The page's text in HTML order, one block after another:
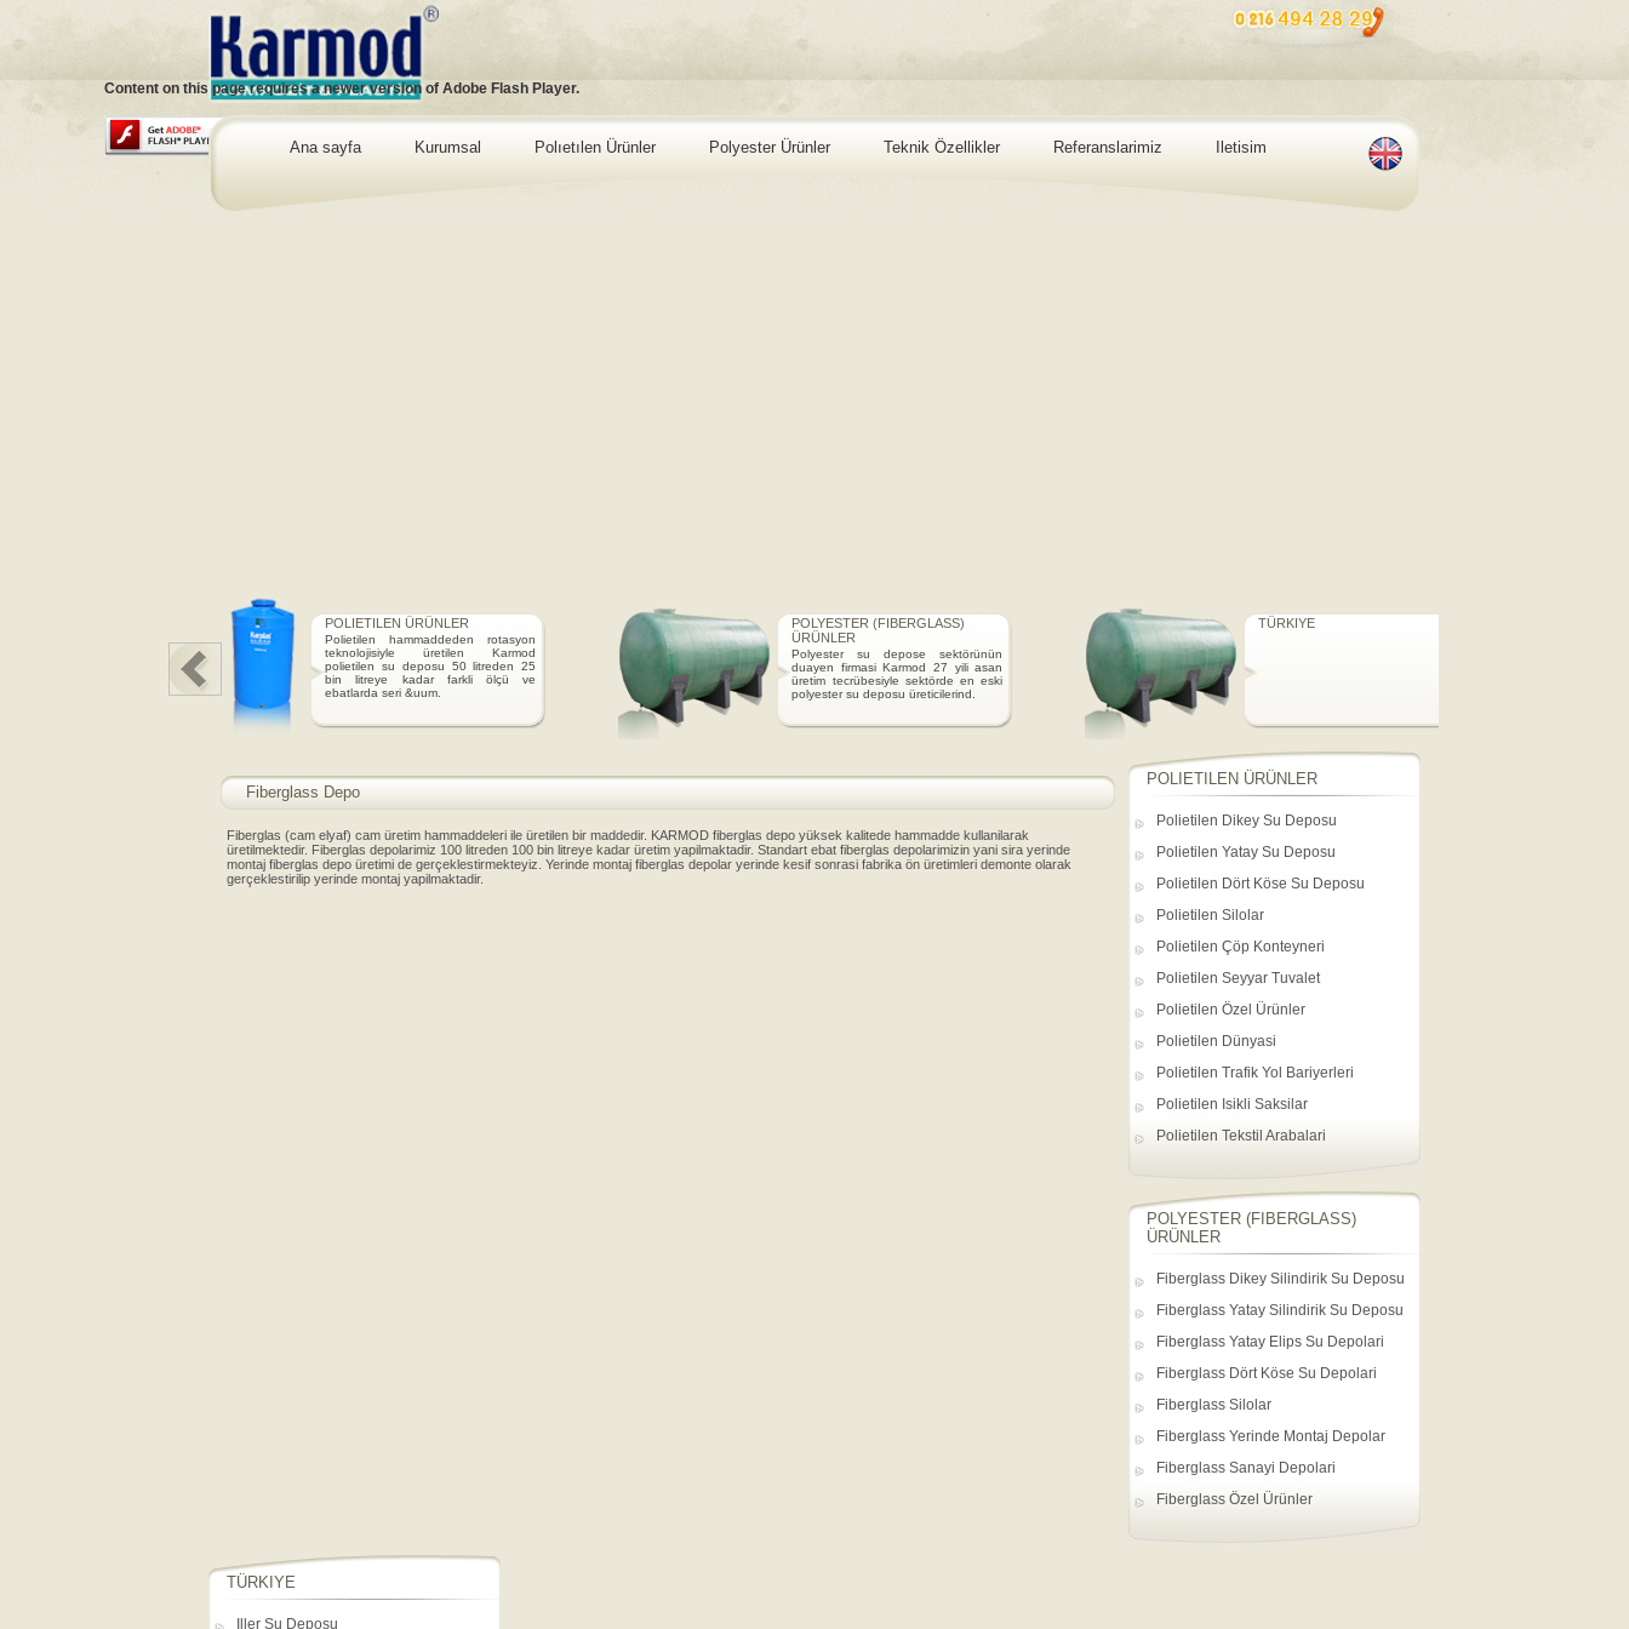
Ana sayfa Kurumsal Polıetılen Ürünler Polyester Ürünler Teknik Özellikler Referanslarimiz Iletisim
Content on this page requires a newer version of Adobe Flash Player.
POLYESTER (FIBERGLASS)
ÜRÜNLER
Polyester su depose sektörünün
duayen firmasi Karmod 27 yili asan
üretim tecrübesiyle sektörde en eski
polyester su deposu üreticilerind.
TÜRKIYE TEKNİK ÖZELLİKLER
Fiberglass Depo
Fiberglas (cam elyaf) cam üretim hammaddeleri ile üretilen bir maddedir. KARMOD fiberglas depo yüksek kalitede hammadde kullanilarak
üretilmektedir. Fiberglas depolarimiz 100 litreden 100 bin litreye kadar üretim yapilmaktadir. Standart ebat fiberglas depolarimizin yani sira yerinde
montaj fiberglas depo üretimi de gerçeklestirmekteyiz. Yerinde montaj fiberglas depolar yerinde kesif sonrasi fabrika ön üretimleri demonte olarak
gerçeklestirilip yerinde montaj yapilmaktadir.
POLIETILEN ÜRÜNLER
Polietilen Dikey Su Deposu
Polietilen Yatay Su Deposu
Polietilen Dört Köse Su Deposu
Polietilen Silolar
Polietilen Çöp Konteyneri
Polietilen Seyyar Tuvalet
Polietilen Özel Ürünler
Polietilen Dünyasi
Polietilen Trafik Yol Bariyerleri
Polietilen Isikli Saksilar
Polietilen Tekstil Arabalari
POLYESTER (FIBERGLASS)
ÜRÜNLER
Fiberglass Dikey Silindirik Su Deposu
Fiberglass Yatay Silindirik Su Deposu
Fiberglass Yatay Elips Su Depolari
Fiberglass Dört Köse Su Depolari
Fiberglass Silolar
Fiberglass Yerinde Montaj Depolar
Fiberglass Sanayi Depolari
Fiberglass Özel Ürünler
TÜRKIYE
Iller Su Deposu